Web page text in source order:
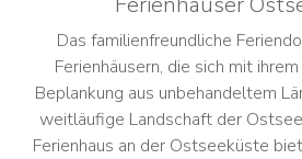
Das familienfreundliche
Ferienhäusern, die sich mit
Beplankung aus unbehandeltem
weitläufige Landschaft der
Ferienhaus an der Ostseeküste